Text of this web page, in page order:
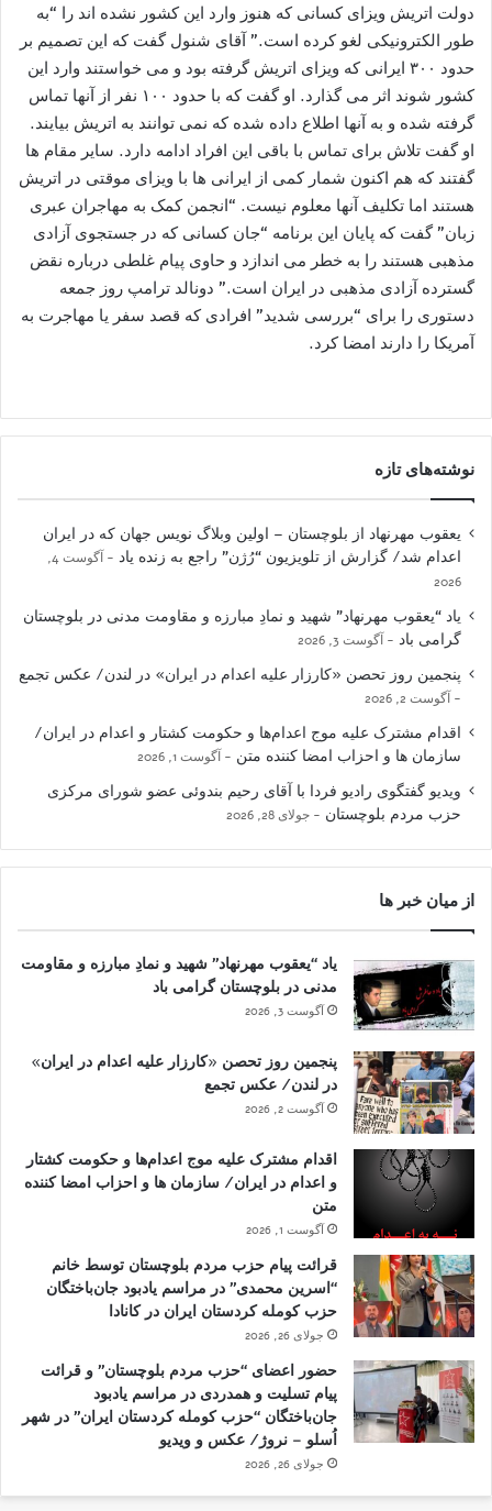
دولت اتریش ویزای کسانی که هنوز وارد این کشور نشده اند را “به
طور الکترونیکی لغو کرده است.” آقای شنول گفت که این تصمیم بر
حدود ۳۰۰ ایرانی که ویزای اتریش گرفته بود و می خواستند وارد این
کشور شوند اثر می گذارد. او گفت که با حدود ۱۰۰ نفر از آنها تماس
گرفته شده و به آنها اطلاع داده شده که نمی توانند به اتریش بیایند.
او گفت تلاش برای تماس با باقی این افراد ادامه دارد. سایر مقام ها
گفتند که هم اکنون شمار کمی از ایرانی ها با ویزای موقتی در اتریش
هستند اما تکلیف آنها معلوم نیست. “انجمن کمک به مهاجران عبری
زبان” گفت که پایان این برنامه “جان کسانی که در جستجوی آزادی
مذهبی هستند را به خطر می اندازد و حاوی پیام غلطی درباره نقض
گسترده آزادی مذهبی در ایران است.” دونالد ترامپ روز جمعه
دستوری را برای “بررسی شدید” افرادی که قصد سفر یا مهاجرت به
آمریکا را دارند امضا کرد.
نوشته‌های تازه
یعقوب مهرنهاد از بلوچستان – اولین وبلاگ نویس جهان که در ایران
اعدام شد/ گزارش از تلویزیون “رُژن” راجع به زنده یاد
آگوست 4,
2026
یاد “یعقوب مهرنهاد” شهید و نمادِ مبارزه و مقاومت مدنی در بلوچستان
گرامی باد
آگوست 3, 2026
پنجمین روز تحصن «کارزار علیه اعدام در ایران» در لندن/ عکس تجمع
آگوست 2, 2026
اقدام مشترک علیه موج اعدام‌ها و حکومت کشتار و اعدام در ایران/
سازمان ها و احزاب امضا کننده متن
آگوست 1, 2026
ویدیو گفتگوی رادیو فردا با آقای رحیم بندوئی عضو شورای مرکزی
حزب مردم بلوچستان
جولای 28, 2026
از میان خبر ها
یاد “یعقوب مهرنهاد” شهید و نمادِ مبارزه و مقاومت
مدنی در بلوچستان گرامی باد
آگوست 3, 2026
پنجمین روز تحصن «کارزار علیه اعدام در ایران»
در لندن/ عکس تجمع
آگوست 2, 2026
اقدام مشترک علیه موج اعدام‌ها و حکومت کشتار
و اعدام در ایران/ سازمان ها و احزاب امضا کننده
متن
آگوست 1, 2026
قرائت پیام حزب مردم بلوچستان توسط خانم
“اسرین محمدی” در مراسم یادبود جان‌باختگان
حزب کومله کردستان ایران در کانادا
جولای 26, 2026
حضور اعضای “حزب مردم بلوچستان” و قرائت
پیام تسلیت و همدردی در مراسم یادبود
جان‌باختگان “حزب کومله کردستان ایران” در شهر
اُسلو – نروژ/ عکس و ویدیو
جولای 26, 2026